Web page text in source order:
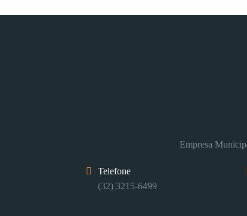
Empresa
Telefone
(32) 3215-6499